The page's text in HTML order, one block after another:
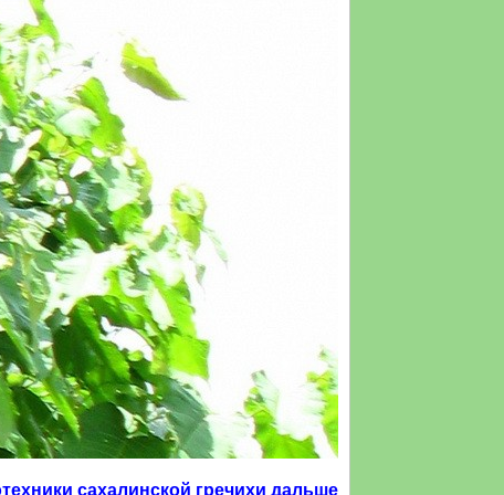
сахалинской гречихи дальше